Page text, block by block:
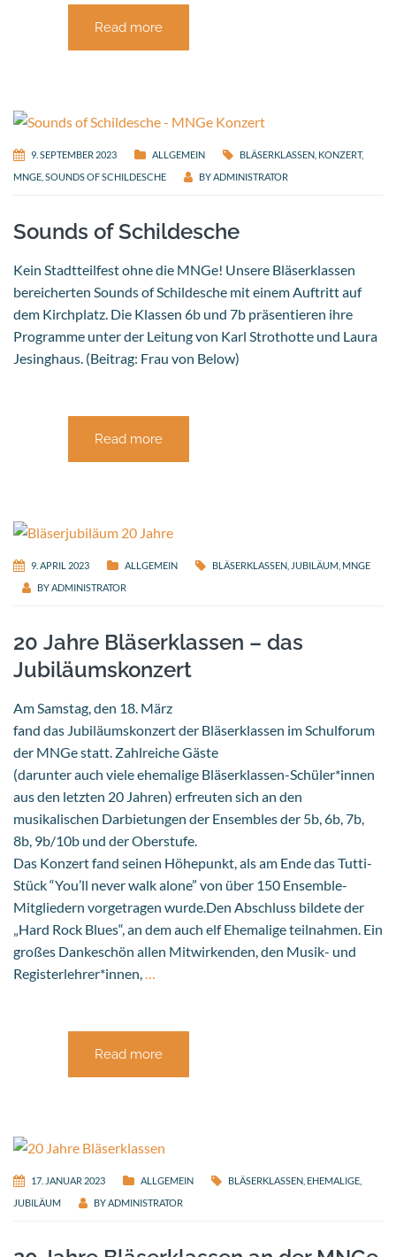
Read more
9. SEPTEMBER 2023 ALLGEMEIN BLÄSERKLASSEN KONZERT,
MNGE SOUNDS OF SCHILDESCHE BY ADMINISTRATOR
Sounds of Schildesche
Kein Stadtteilfest ohne die MNGe! Unsere Bläserklassen
bereicherten Sounds of Schildesche mit einem Auftritt auf
dem Kirchplatz. Die Klassen 6b und 7b präsentieren ihre
Programme unter der Leitung von Karl Strothotte und Laura
Jesinghaus. (Beitrag: Frau von Below)
Read more
9. APRIL 2023 ALLGEMEIN BLÄSERKLASSEN JUBILÄUM MNGE
BYADMINISTRATOR
20 Jahre Bläserklassen – das
Jubiläumskonzert
Am Samstag, den 18. März
fand das Jubiläumskonzert der Bläserklassen im Schulforum
der MNGe statt. Zahlreiche Gäste
(darunter auch viele ehemalige Bläserklassen-Schüler*innen
aus den letzten 20 Jahren) erfreuten sich an den
musikalischen Darbietungen der Ensembles der 5b, 6b, 7b,
8b, 9b/10b und der Oberstufe.
Das Konzert fand seinen Höhepunkt, als am Ende das Tutti-
Stück “You’ll never walk alone” von über 150 Ensemble-
Mitgliedern vorgetragen wurde.Den Abschluss bildete der
„Hard Rock Blues“, an dem auch elf Ehemalige teilnahmen. Ein
großes Dankeschön allen Mitwirkenden, den Musik- und
Registerlehrer*innen,…
Read more
17. JANUAR 2023 ALLGEMEIN BLÄSERKLASSEN EHEMALIGE
JUBILÄUM
BYADMINISTRATOR